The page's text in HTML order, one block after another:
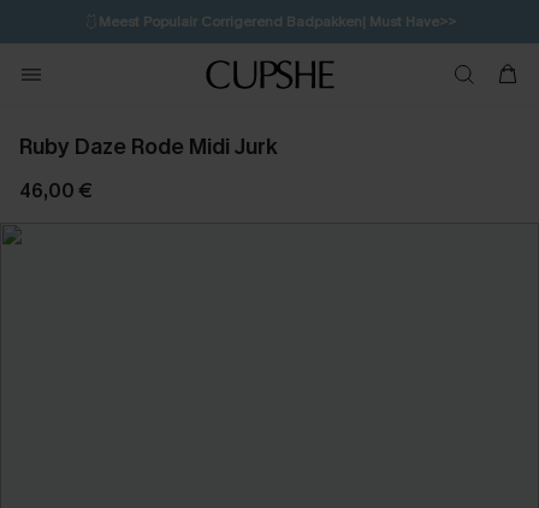
🩱Meest Populair Corrigerend Badpakken| Must Have>>
💌Abonneer je & ontvang tot 15% korting>>
Koop 3, krijg 15% korting | CODE: SW15
Ruby Daze Rode Midi Jurk
46,00 €